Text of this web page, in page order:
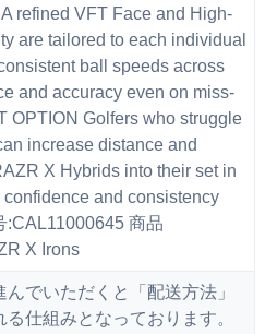
refined VFT Face and High-
are tailored to each individual
ball speeds across
and accuracy even on miss-
OPTION Golfers who struggle
increase distance and
X Hybrids into their set in
and consistency
:CAL11000645 商品
X Irons
でいただくと「配送方法」
仕組みとなっております。